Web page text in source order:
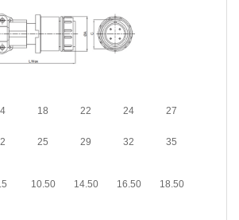
18 22 24 27
25 29 32 35
10.50 14.50 16.50 18.50